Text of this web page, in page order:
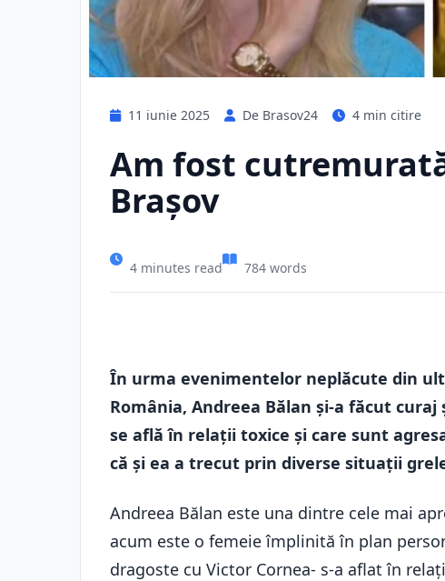
11 iunie 2025 De Brasov24 4 min citire
Am fost
Brașov
4 minutes read 784 words
În urma evenimentelor neplăcute din
România, Andreea Bălan și-a făcut
se află în relații toxice și care sunt
că și ea a trecut prin diverse situații
Andreea Bălan este una dintre cele mai
acum este o femeie împlinită în plan
dragoste cu Victor Cornea- s-a aflat în